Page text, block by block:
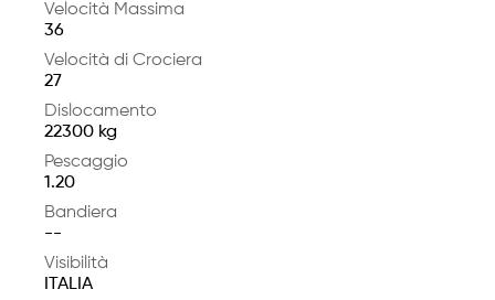
Velocità Massima
36
Velocità di Crociera
27
Dislocamento
22300 kg
Pescaggio
1.20
Bandiera
--
Visibilità
ITALIA